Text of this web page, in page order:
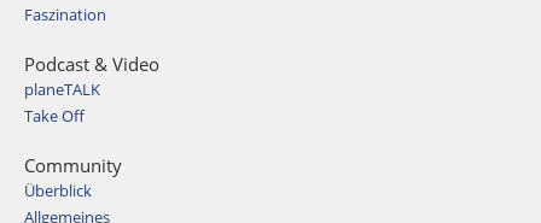
Faszination
Podcast & Video
planeTALK
Take Off
Community
Überblick
Allgemeines